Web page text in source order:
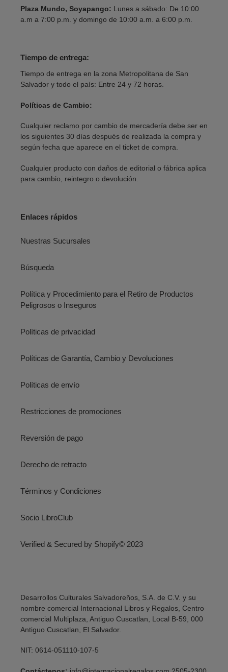
Plaza Mundo, Soyapango: Lunes a sábado: De 10:00
a.m a 7:00 p.m. y domingo de 10:00 a.m. a 6:00 p.m.
Tiempo de entrega:
Tiempo de entrega en la zona Metropolitana de San
Salvador y todo el país: Entre 24 y 72 horas.
Políticas de Cambio:
Cualquier reclamo por cambio de mercadería debe ser en
los siguientes 30 días después de realizada la compra y
según fecha que aparece en el ticket de compra.
Cualquier producto con daños de editorial o fábrica aplica
para cambio, reintegro o devolución.
Enlaces rápidos
Nuestras Sucursales
Búsqueda
Política y Procedimiento para el Retiro de Productos
Peligrosos o Inseguros
Políticas de privacidad
Políticas de Garantía, Cambio y Devoluciones
Políticas de envío
Restricciones de promociones
Reversión de pago
Derecho de retracto
Términos y Condiciones
Socio LibroClub
Verified & Secured by Shopify© 2023
Desarrollos Culturales Salvadoreños, S.A. de C.V. y su
nombre comercial Internacional Libros y Regalos, Centro
comercial Multiplaza, Antiguo Cuscatlan, Local B-59, 000
Antiguo Cuscatlan, El Salvador.
NIT: 0614-051110-107-5